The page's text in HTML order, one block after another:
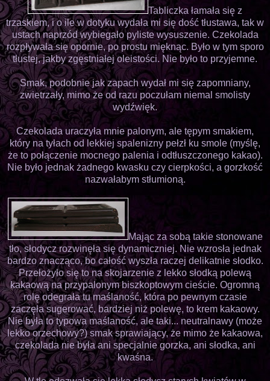
Tabliczka łamała się z
trzaskiem, i o ile w dotyku wydała mi się dość tłustawa, tak w
ustach naprzód wybiegało pyliste wysuszenie. Czekolada
rozpływała się opornie, po prostu mięknąc. Było w tym sporo
tłustej, jakby zgęstniałej oleistości. Nie było to przyjemne.
Smak, podobnie jak zapach wydał mi się zapomniany,
zwietrzały, mimo że od razu poczułam niemal smolisty
wydźwięk.
Czekolada uraczyła mnie palonym, ale tępym smakiem,
który na tyłach od lekkiej spalenizny pełzł ku smole (myślę,
że to połączenie mocnego palenia i odtłuszczonego kakao).
Nie było jednak żadnego kwasku czy cierpkości, a gorzkość
nazwałabym stłumioną.
Mając za sobą takie stonowane
tło, słodycz rozwinęła się dynamiczniej. Nie wzrosła jednak
bardzo znacząco, bo całość wyszła raczej delikatnie słodko.
Przełożyło się to na skojarzenie z lekko słodką polewą
kakaową na przypalonym biszkoptowym cieście. Ogromną
rolę odegrała tu maślaność, która po pewnym czasie
zaczęła sugerować, bardziej niż polewę, to krem kakaowy.
Nie była to typowa maślaność, ale taki... neutralnawy (może
lekko orzechowy?) smak sprawiający, że mimo że kakaowa,
czekolada nie była ani specjalnie gorzka, ani słodka, ani
kwaśna.